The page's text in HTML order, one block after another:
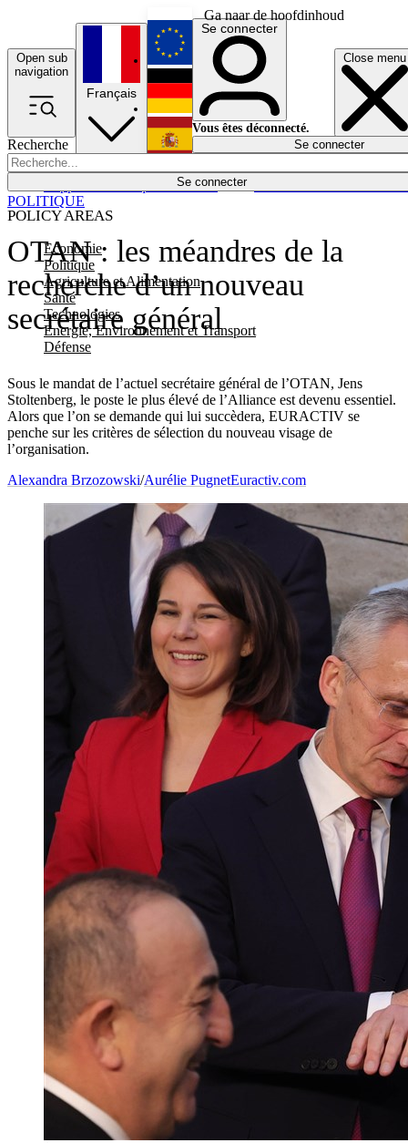
Ga naar de hoofdinhoud
Open sub
navigation
Close menu
Recherche
Se connecter
POLICY AREAS
Economie
Politique
Agriculture et Alimentation
Santé
Technologies
Energie, Environnement et Transport
Défense
Économie
Français
English
Deutsch
Español
Se connecter
Vous êtes déconnecté.
Se connecter
OTAN : les méandres de la
recherche d’un nouveau
secrétaire général
Sous le mandat de l’actuel secrétaire général de l’OTAN, Jens
Stoltenberg, le poste le plus élevé de l’Alliance est devenu essentiel.
Alors que l’on se demande qui lui succèdera, EURACTIV se
penche sur les critères de sélection du nouveau visage de
l’organisation.
POLITIQUE
Alexandra Brzozowski/Aurélie PugnetEuractiv.com